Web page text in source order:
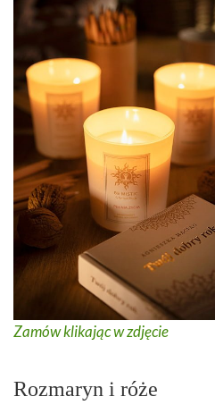
Zamów klikając w zdjęcie
Rozmaryn i róże